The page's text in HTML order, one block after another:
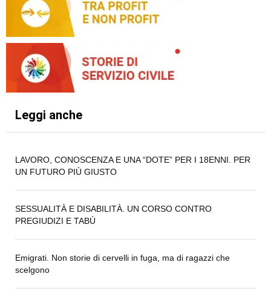
Leggi anche
LAVORO, CONOSCENZA E UNA “DOTE” PER I 18ENNI. PER
UN FUTURO PIÙ GIUSTO
SESSUALITÀ E DISABILITÀ. UN CORSO CONTRO
PREGIUDIZI E TABÙ
Emigrati. Non storie di cervelli in fuga, ma di ragazzi che
scelgono